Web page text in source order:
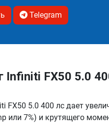
Telegram
Infiniti FX50 5.0
FX50 5.0 400 лс дает
или 7%) и крутящего